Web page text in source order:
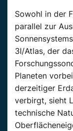
Sowohl in der
parallel zur
3I/Atlas, der
Planeten
derzeitiger
verbirgt, sieht
technische